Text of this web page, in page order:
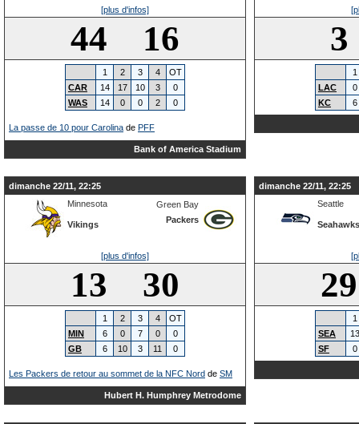
[plus d'infos]
44 16
1 2 3 4
OT
CAR
14 17 10 3
0
WAS
14 0 0 2 0
La passe de 10 pour Carolina de PFF
Bank of America Stadium
1
LAC
0
KC
6
dimanche 22/11, 22:25
Minnesota
Vikings
Green Bay
Packers
[plus d'infos]
13 30
1 2 3 4
OT
MIN
6 0 7 0
0
GB
6 10 3 11 0
Les Packers de retour au sommet de la NFC Nord de SM
Hubert H. Humphrey Metrodome
dimanche 22/11, 22:25
Seattle
Seahawks
1
SEA
13
SF
0